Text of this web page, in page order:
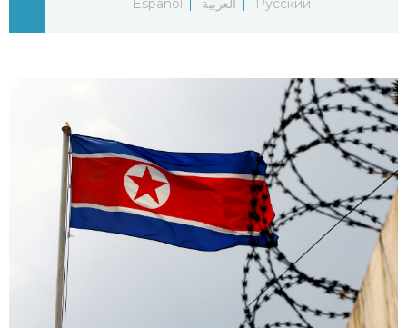
Culture
Gastronomie
Le japonais
En plus
Español
العربية Русский